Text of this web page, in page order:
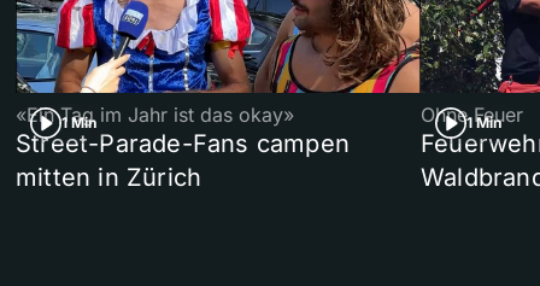
1 Min
«Ein Tag im Jahr ist das okay»
Street-Parade-Fans campen
mitten in Zürich
1 Min
Ohne Feuer